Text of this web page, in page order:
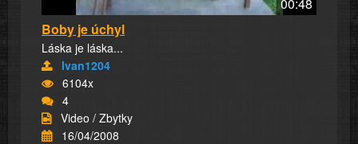
Boby je úchyl
Láska je láska...
Ivan1204
6104x
4
Video / Zbytky
16/04/2008